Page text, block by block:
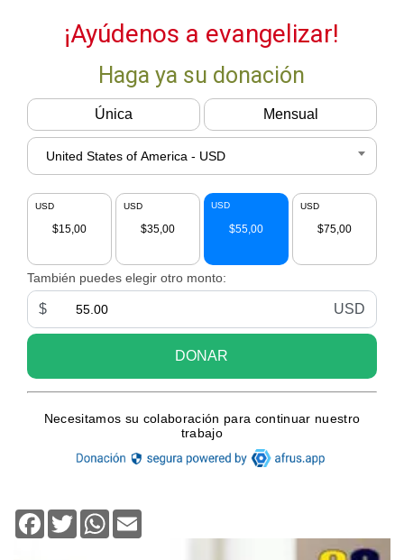
Facebook
TwitterWhatsApp